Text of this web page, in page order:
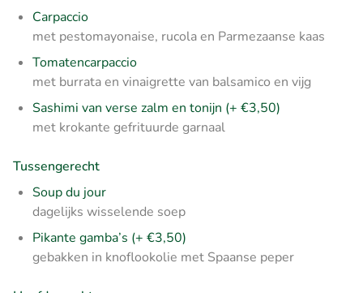
Carpaccio
met pestomayonaise, rucola en Parmezaanse kaas
Tomatencarpaccio
met burrata en vinaigrette van balsamico en vijg
Sashimi van verse zalm en tonijn (+ €3,50)
met krokante gefrituurde garnaal
Tussengerecht
Soup du jour
dagelijks wisselende soep
Pikante gamba’s (+ €3,50)
gebakken in knoflookolie met Spaanse peper